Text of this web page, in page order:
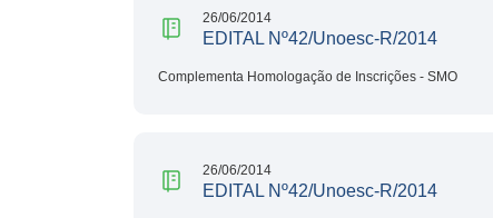
26/06/2014
EDITAL Nº42/Unoesc-R/2014
Complementa Homologação de Inscrições - SMO
26/06/2014
EDITAL Nº42/Unoesc-R/2014